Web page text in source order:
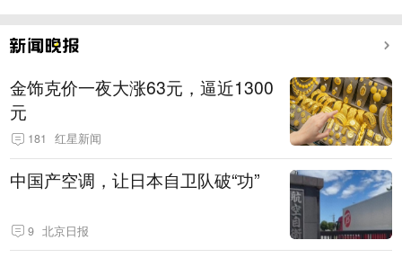
金饰克价一夜大涨63元，逼近1300
元
181 红星新闻
中国产空调，让日本自卫队破“功”
9 北京日报